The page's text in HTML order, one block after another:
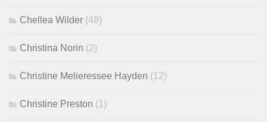
Chellea Wilder (48)
Christina Norin (2)
Christine Melieressee Hayden (12)
Christine Preston (1)